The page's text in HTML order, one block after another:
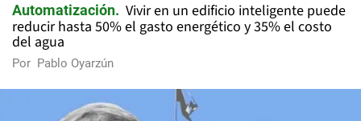
Automatización
Vivir en un edificio inteligente puede
reducir hasta 50% el gasto energético y 35% el costo
del agua
Por Pablo Oyarzún